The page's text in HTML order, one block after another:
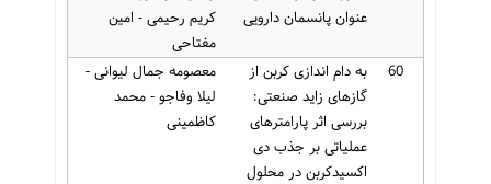
عنوان پانسمان دارویی
کریم رحیمی - امین
مفتاحی
60
به دام اندازی کربن از
گازهای زاید صنعتی:
بررسی اثر پارامترهای
عملیاتی بر جذب دی
اکسیدکربن در محلول
معصومه جمال لیوانی -
لیلا وفاجو - محمد
کاظمینی